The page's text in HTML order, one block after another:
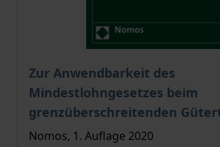
Zur Anwendbarkeit des
Mindestlohngesetzes beim
grenzüberschreitenden
Der Preis dieses Titels richtet sich
Nomos, 1. Auflage 2020